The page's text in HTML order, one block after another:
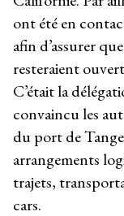
ont été en
afin d’assurer
resteraient
C’était la
convaincu les
du port de
arrangements
trajets,
cars.